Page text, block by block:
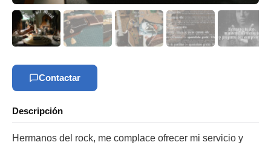
Contactar
Descripción
Hermanos del rock, me complace ofrecer mi servicio y